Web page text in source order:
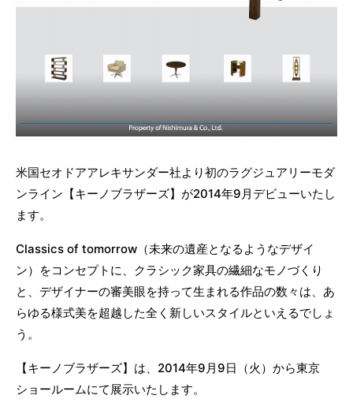
米国セオドアアレキサンダー社より初のラグジュアリーモダ
ンライン【キーノブラザーズ】が2014年9月デビューいたし
ます。
Classics of tomorrow（未来の遺産となるようなデザイ
ン）をコンセプトに、クラシック家具の繊細なモノづくり
と、デザイナーの審美眼を持って生まれる作品の数々は、あ
らゆる様式美を超越した全く新しいスタイルといえるでしょ
う。
【キーノブラザーズ】は、2014年9月9日（火）から東京
ショールームにて展示いたします。